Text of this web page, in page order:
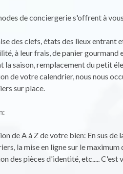
de conciergerie s'offrent à
des clefs, états des lieux entrant
à leur frais, de panier gourmand
la saison, remplacement du petit
de votre calendrier, nous nous
sur place.
de A à Z de votre bien: En sus de
la mise en ligne sur le
des pièces d'identité, etc..... C'est